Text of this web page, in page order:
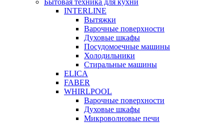
Бытовая техника для кухни
INTERLINE
Вытяжки
Варочные поверхности
Духовые шкафы
Посудомоечные машины
Холодильники
Стиральные машины
ELICA
FABER
WHIRLPOOL
Варочные поверхности
Духовые шкафы
Микроволновые печи